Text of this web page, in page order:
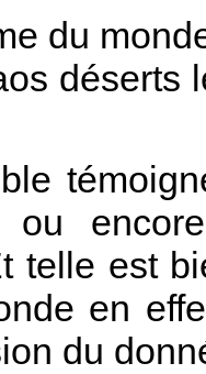
du
déserts
ou
telle est
en
du